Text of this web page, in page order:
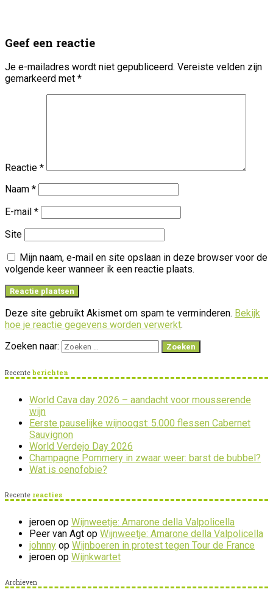
Geef een reactie
Je e-mailadres wordt niet gepubliceerd. Vereiste velden zijn
gemarkeerd met *
Reactie *
Naam *
E-mail *
Site
Mijn naam, e-mail en site opslaan in deze browser voor de
volgende keer wanneer ik een reactie plaats.
Deze site gebruikt Akismet om spam te verminderen. Bekijk
hoe je reactie gegevens worden verwerkt.
Zoeken naar:
Recente berichten
World Cava day 2026 – aandacht voor mousserende
wijn
Eerste pauselijke wijnoogst: 5.000 flessen Cabernet
Sauvignon
World Verdejo Day 2026
Champagne Pommery in zwaar weer: barst de bubbel?
Wat is oenofobie?
Recente reacties
jeroen op Wijnweetje: Amarone della Valpolicella
Peer van Agt op Wijnweetje: Amarone della Valpolicella
johnny op Wijnboeren in protest tegen Tour de France
jeroen op Wijnkwartet
Archieven